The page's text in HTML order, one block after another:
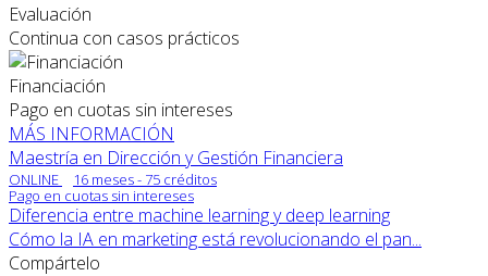
Evaluación
Continua con casos prácticos
Financiación
Pago en cuotas sin intereses
MÁS INFORMACIÓN
Maestría en Dirección y Gestión Financiera
ONLINE
16 meses - 75 créditos
Pago en cuotas sin intereses
Diferencia entre machine learning y deep learning
Cómo la IA en marketing está revolucionando el pan...
Compártelo